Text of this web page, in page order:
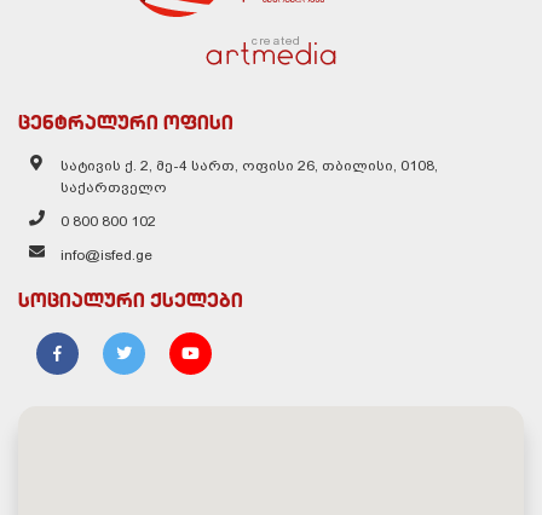
created
ცენტრალური ოფისი
სატივის ქ. 2, მე-4 სართ, ოფისი 26, თბილისი, 0108,
საქართველო
0 800 800 102
info@isfed.ge
სოციალური ქსელები